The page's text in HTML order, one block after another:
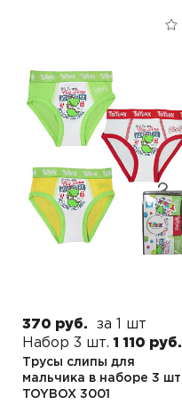
370 руб.
за 1 шт
Набор 3 шт. 1 110 руб.
Трусы слипы для
мальчика в наборе 3 шт
TOYBOX 3001